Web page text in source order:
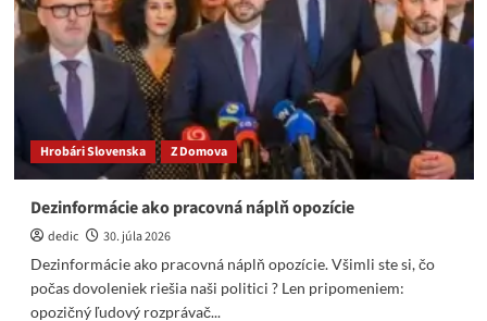
rozmetaná
na
prach.
Hrobári Slovenska Z Domova
Dezinformácie ako pracovná náplň opozície
dedic
30. júla 2026
Dezinformácie ako pracovná náplň opozície. Všimli ste si, čo
počas dovoleniek riešia naši politici ? Len pripomeniem:
opozičný ľudový rozprávač...